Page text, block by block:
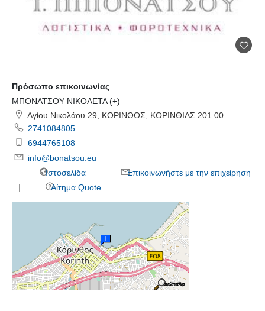
Πρόσωπο επικοινωνίας
ΜΠΟΝΑΤΣΟΥ ΝΙΚΟΛΕΤΑ (+)
Αγίου Νικολάου 29, ΚΟΡΙΝΘΟΣ, ΚΟΡΙΝΘΙΑΣ 201 00
2741084805
6944765108
info@bonatsou.eu
Ιστοσελίδα
Επικοινωνήστε με την επιχείρηση
Αίτημα Quote